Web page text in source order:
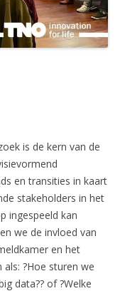
is de kern van de
en transities in kaart
stakeholders in het
ingespeeld kan
we de invloed van
en het
?Hoe sturen we
data?? of ?Welke